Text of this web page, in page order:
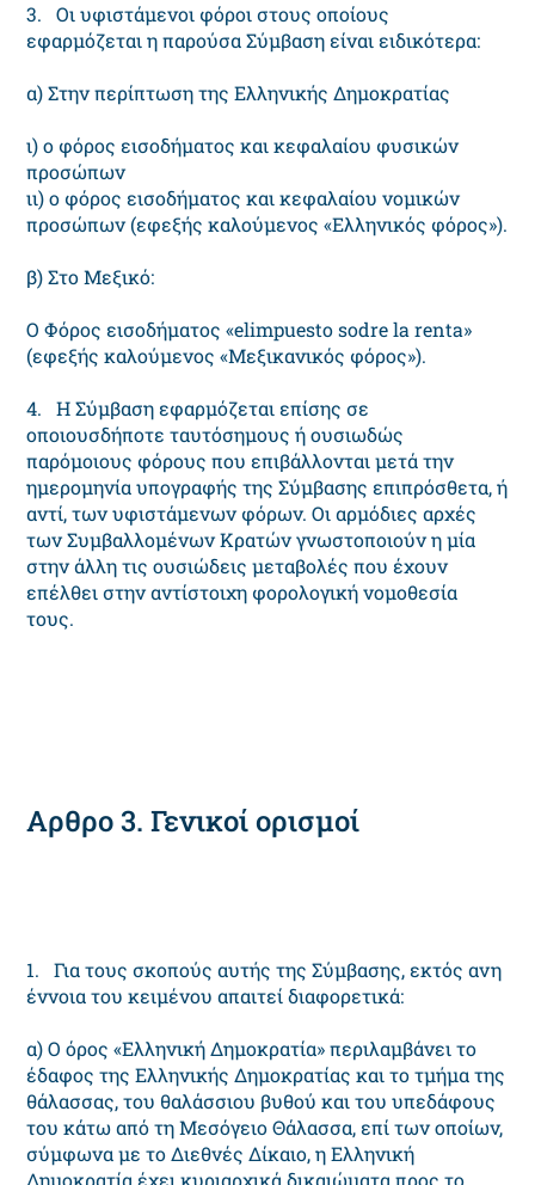
3. Οι υφιστάμενοι φόροι στους οποίους
εφαρμόζεται η παρούσα Σύμβαση είναι ειδικότερα:
α) Στην περίπτωση της Ελληνικής Δημοκρατίας
ι) ο φόρος εισοδήματος και κεφαλαίου φυσικών
προσώπων
ιι) ο φόρος εισοδήματος και κεφαλαίου νομικών
προσώπων (εφεξής καλούμενος «Ελληνικός φόρος»).
β) Στο Μεξικό:
Ο Φόρος εισοδήματος «elimpuesto sodre la renta»
(εφεξής καλούμενος «Μεξικανικός φόρος»).
4. Η Σύμβαση εφαρμόζεται επίσης σε
οποιουσδήποτε ταυτόσημους ή ουσιωδώς
παρόμοιους φόρους που επιβάλλονται μετά την
ημερομηνία υπογραφής της Σύμβασης επιπρόσθετα, ή
αντί, των υφιστάμενων φόρων. Οι αρμόδιες αρχές
των Συμβαλλομένων Κρατών γνωστοποιούν η μία
στην άλλη τις ουσιώδεις μεταβολές που έχουν
επέλθει στην αντίστοιχη φορολογική νομοθεσία
τους.
Αρθρο 3. Γενικοί ορισμοί
1. Για τους σκοπούς αυτής της Σύμβασης, εκτός ανη
έννοια του κειμένου απαιτεί διαφορετικά:
α) Ο όρος «Ελληνική Δημοκρατία» περιλαμβάνει το
έδαφος της Ελληνικής Δημοκρατίας και το τμήμα της
θάλασσας, του θαλάσσιου βυθού και του υπεδάφους
του κάτω από τη Μεσόγειο Θάλασσα, επί των οποίων,
σύμφωνα με το Διεθνές Δίκαιο, η Ελληνική